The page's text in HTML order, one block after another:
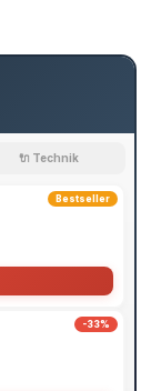
🔌 Technik
Bestseller
-33%